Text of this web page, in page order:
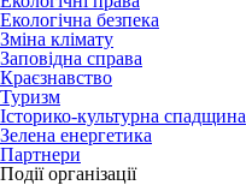
Екологічна безпека
Зміна клімату
Заповідна справа
Краєзнавство
Туризм
Історико-культурна спадщина
Зелена енергетика
Партнери
Події організації